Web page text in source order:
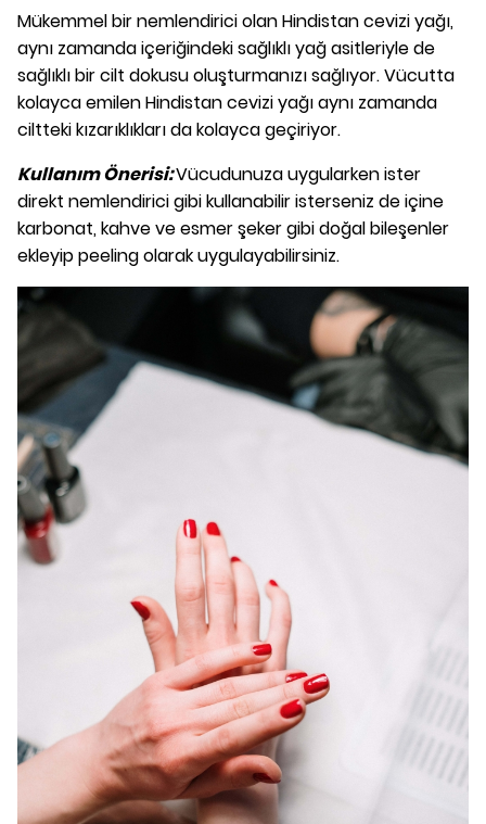
Mükemmel bir nemlendirici olan Hindistan cevizi yağı,
aynı zamanda içeriğindeki sağlıklı yağ asitleriyle de
sağlıklı bir cilt dokusu oluşturmanızı sağlıyor. Vücutta
kolayca emilen Hindistan cevizi yağı aynı zamanda
ciltteki kızarıklıkları da kolayca geçiriyor.
Kullanım Önerisi:Vücudunuza uygularken ister
direkt nemlendirici gibi kullanabilir isterseniz de içine
karbonat, kahve ve esmer şeker gibi doğal bileşenler
ekleyip peeling olarak uygulayabilirsiniz.